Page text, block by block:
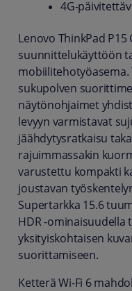
4G-
Lenovo ThinkPad
suunnittelukäyttöön
mobiilitehotyöasema.
sukupolven
näytönohjaimet
levyyn varmistavat
jäähdytysratkaisu
rajuimmassakin
varustettu kompakti
joustavan
Supertarkka 15.6
HDR -ominaisuudella
yksityiskohtaisen
suorittamiseen.
Ketterä Wi-Fi 6